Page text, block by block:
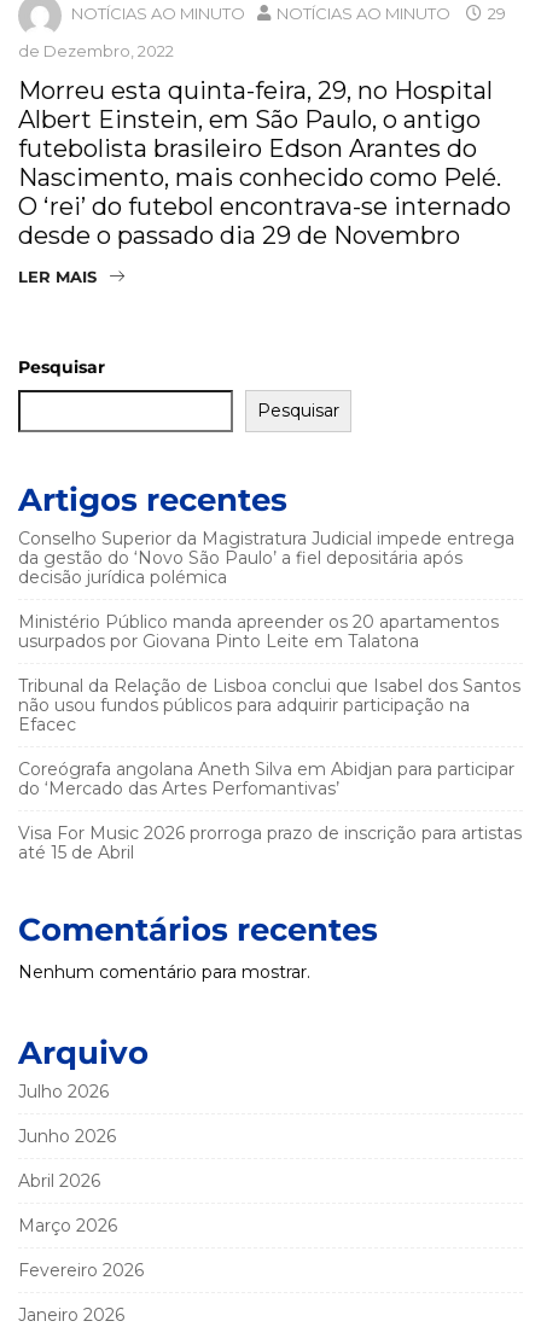
NOTÍCIAS AO MINUTO NOTÍCIAS AO MINUTO
29
de Dezembro, 2022
Morreu esta quinta-feira, 29, no Hospital
Albert Einstein, em São Paulo, o antigo
futebolista brasileiro Edson Arantes do
Nascimento, mais conhecido como Pelé.
O ‘rei’ do futebol encontrava-se internado
desde o passado dia 29 de Novembro
LER MAIS
Pesquisar
Pesquisar
Artigos recentes
Conselho Superior da Magistratura Judicial impede entrega
da gestão do ‘Novo São Paulo’ a fiel depositária após
decisão jurídica polémica
Ministério Público manda apreender os 20 apartamentos
usurpados por Giovana Pinto Leite em Talatona
Tribunal da Relação de Lisboa conclui que Isabel dos Santos
não usou fundos públicos para adquirir participação na
Efacec
Coreógrafa angolana Aneth Silva em Abidjan para participar
do ‘Mercado das Artes Perfomantivas’
Visa For Music 2026 prorroga prazo de inscrição para artistas
até 15 de Abril
Comentários recentes
Nenhum comentário para mostrar.
Arquivo
Julho 2026
Junho 2026
Abril 2026
Março 2026
Fevereiro 2026
Janeiro 2026